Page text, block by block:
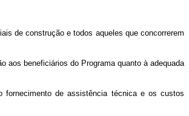
de construção e todos aqueles que concorrerem
aos beneficiários do Programa quanto à adequada
fornecimento de assistência técnica e os custos